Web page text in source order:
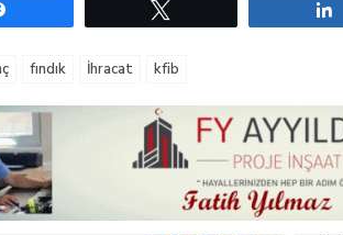
fındık İhracat kfib